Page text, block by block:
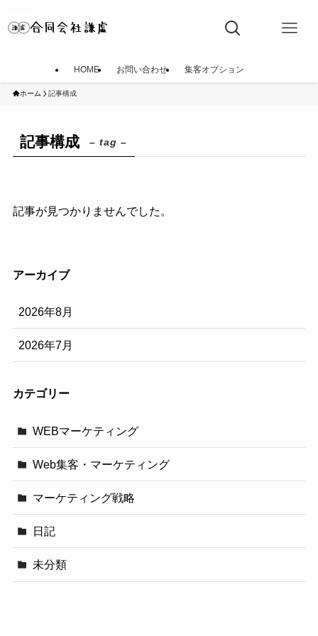
HOME お問い合わせ 集客オプション
ホーム 記事構成
記事構成 – tag –
記事が見つかりませんでした。
アーカイブ
2026年8月
2026年7月
カテゴリー
WEBマーケティング
Web集客・マーケティング
マーケティング戦略
日記
未分類